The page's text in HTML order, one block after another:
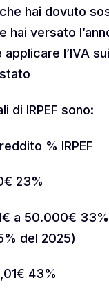
hai dovuto
hai versato
applicare l’IVA
di IRPEF sono:
% IRPEF
23%
a 50.000€
del 2025)
43%